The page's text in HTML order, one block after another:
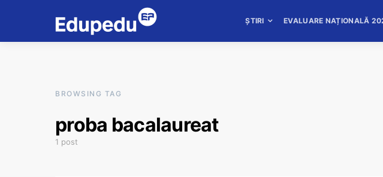
ȘTIRI EVALUARE NAȚIONALĂ
BROWSING TAG
proba bacalaureat
1 post